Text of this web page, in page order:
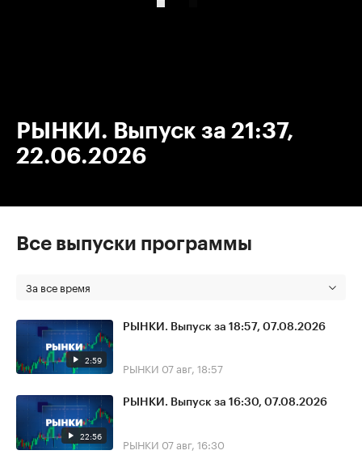
РЫНКИ. Выпуск за 21:37,
22.06.2026
Все выпуски программы
За все время
2:59
РЫНКИ. Выпуск за 18:57, 07.08.2026
РЫНКИ 07 авг, 18:57
22:56
РЫНКИ. Выпуск за 16:30, 07.08.2026
РЫНКИ 07 авг, 16:30